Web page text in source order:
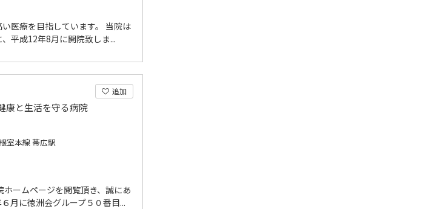
医療を目指しています。 当院は
平成12年8月に開院致しま...
追加
と生活を守る病院
室本線 帯広駅
ームページを閲覧頂き、誠にあ
月に徳洲会グループ５０番目...